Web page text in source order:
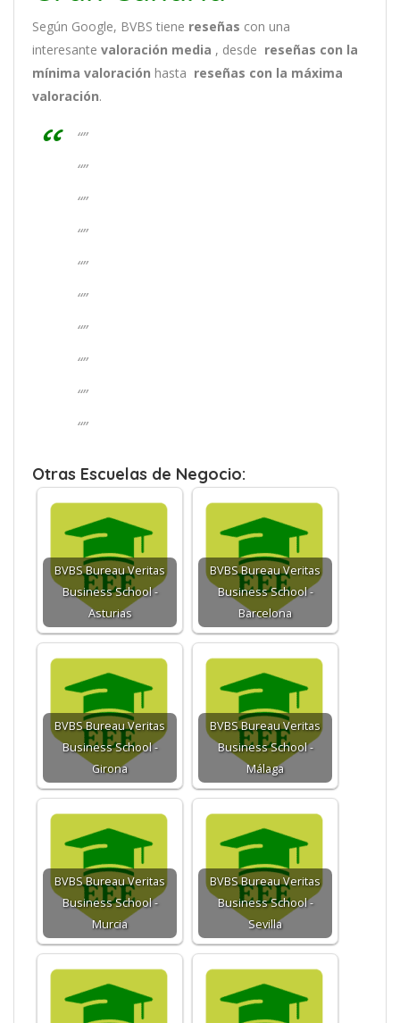
Según Google, BVBS tiene reseñas con una
interesante valoración media , desde reseñas con la
mínima valoración hasta reseñas con la máxima
valoración.
“”
“”
“”
“”
“”
“”
“”
“”
“”
“”
Otras Escuelas de Negocio:
BVBS Bureau Veritas
Business School -
Asturias
BVBS Bureau Veritas
Business School -
Barcelona
BVBS Bureau Veritas
Business School -
Girona
BVBS Bureau Veritas
Business School -
Málaga
BVBS Bureau Veritas
Business School -
Murcia
BVBS Bureau Veritas
Business School -
Sevilla